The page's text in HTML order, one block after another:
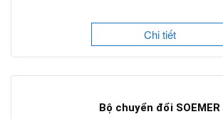
Chi tiết
Bộ chuyển đổi SOEMER